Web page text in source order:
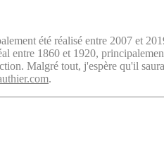
été réalisé entre 2007 et
entre 1860 et 1920,
Malgré tout, j'espère qu'il
.